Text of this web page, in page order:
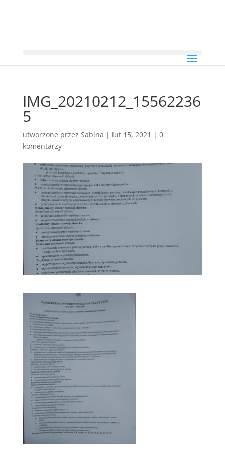
IMG_20210212_15562236
5
utworzone przez Sabina | lut 15, 2021 | 0
komentarzy